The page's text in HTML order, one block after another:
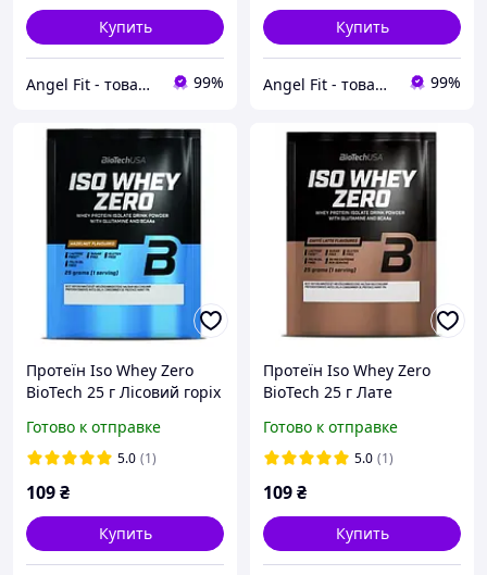
Купить
Angel Fit - товари для здоров'я, спорту та активного життя 99%
Купить
Angel Fit - товари для здоров'я, спорту та активного життя 99%
Протеїн Iso Whey Zero
BioTech 25 г Лісовий горіх
Готово к отправке
5.0 (1)
109₴
Купить
Протеїн Iso Whey Zero
BioTech 25 г Лате
Готово к отправке
5.0 (1)
109₴
Купить